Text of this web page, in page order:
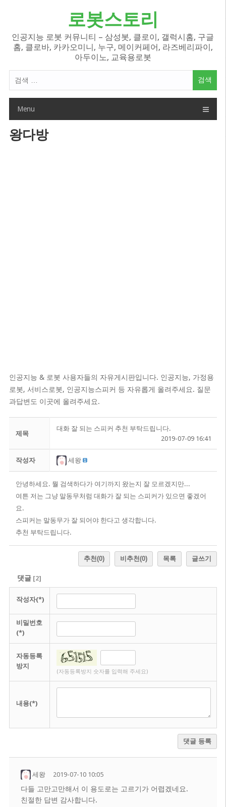
로봇스토리
인공지능 로봇 커뮤니티 – 삼성봇, 클로이, 갤럭시홈, 구글
홈, 클로바, 카카오미니, 누구, 메이커페어, 라즈베리파이,
아두이노, 교육용로봇
색
Menu
왕다방
인공지능 & 로봇 사용자들의 자유게시판입니다. 인공지능, 가정용
로봇, 서비스로봇, 인공지능스피커 등 자유롭게 올려주세요. 질문
과답변도 이곳에 올려주세요.
제목
대화 잘 되는 스피커 추천 부탁드립니다.
2019-07-09 16:41
작성자 세왕
안녕하세요. 뭘 검색하다가 여기까지 왔는지 잘 모르겠지만...
여튼 저는 그냥 말동무처럼 대화가 잘 되는 스피커가 있으면 좋겠어
요.
스피커는 말동무가 잘 되어야 한다고 생각합니다.
추천 부탁드립니다.
추천(0) 비추천(0) 목록 글쓰기
댓글[2]
작성자(*)
비밀번호
(*)
자동등록
방지
(자동등록방지 숫자를 입력해 주세요)
내용(*)
댓글 등록
세왕 2019-07-10 10:05
다들 고만고만해서 이 용도로는 고르기가 어렵겠네요.
친절한 답변 감사합니다.